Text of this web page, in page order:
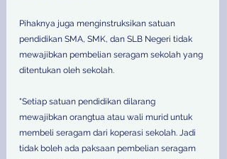
Pihaknya juga menginstruksikan satuan
pendidikan SMA, SMK, dan SLB Negeri tidak
mewajibkan pembelian seragam sekolah yang
ditentukan oleh sekolah.
"Setiap satuan pendidikan dilarang
mewajibkan orangtua atau wali murid untuk
membeli seragam dari koperasi sekolah. Jadi
tidak boleh ada paksaan pembelian seragam